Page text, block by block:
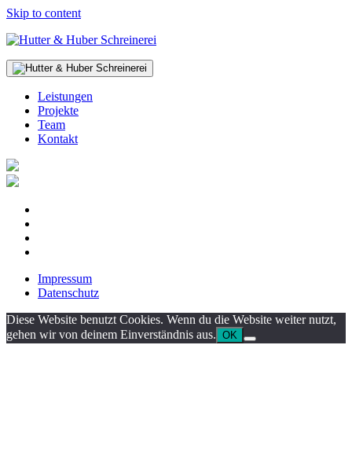
Skip to content
Leistungen
Projekte
Team
Kontakt
Impressum
Datenschutz
Diese Website benutzt Cookies. Wenn du die Website weiter nutzt,
gehen wir von deinem Einverständnis aus. OK